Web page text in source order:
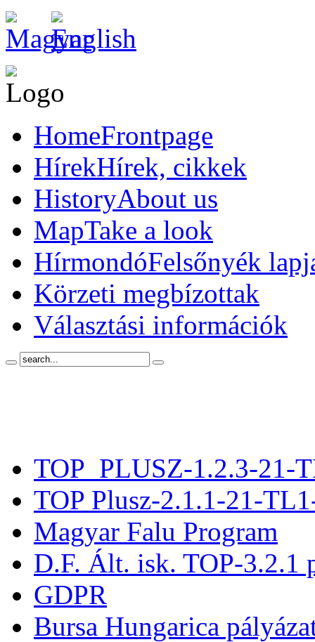
HomeFrontpage
HírekHírek, cikkek
HistoryAbout us
MapTake a look
HírmondóFelsőnyék
Körzeti megbízottak
Választási információk
TOP_PLUSZ-1.2.3-21-
TOP Plusz-2.1.1-21-
Magyar Falu Program
D.F. Ált. isk. TOP-3.2.1
GDPR
Bursa Hungarica